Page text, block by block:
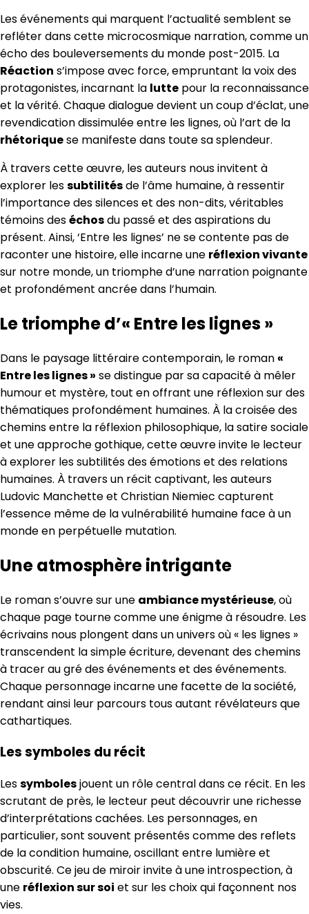
Les événements qui marquent l’actualité semblent se
refléter dans cette microcosmique narration, comme un
écho des bouleversements du monde post-2015. La
Réaction s’impose avec force, empruntant la voix des
protagonistes, incarnant la lutte pour la reconnaissance
et la vérité. Chaque dialogue devient un coup d’éclat, une
revendication dissimulée entre les lignes, où l’art de la
rhétoriquese manifeste dans toute sa splendeur.
À travers cette œuvre, les auteurs nous invitent à
explorer lessubtilitésde l’âme humaine, à ressentir
l’importance des silences et des non-dits, véritables
témoins deséchosdu passé et des aspirations du
présent. Ainsi, ‘Entre les lignes’ ne se contente pas de
raconter une histoire, elle incarne une réflexion vivante
sur notre monde, un triomphe d’une narration poignante
et profondément ancrée dans l’humain.
Le triomphe d’« Entre les lignes »
Dans le paysage littéraire contemporain, le roman «
Entre les lignes » se distingue par sa capacité à mêler
humour et mystère, tout en offrant une réflexion sur des
thématiques profondément humaines. À la croisée des
chemins entre la réflexion philosophique, la satire sociale
et une approche gothique, cette œuvre invite le lecteur
à explorer les subtilités des émotions et des relations
humaines. À travers un récit captivant, les auteurs
Ludovic Manchette et Christian Niemiec capturent
l’essence même de la vulnérabilité humaine face à un
monde en perpétuelle mutation.
Une atmosphère intrigante
Le roman s’ouvre sur une ambiance mystérieuse, où
chaque page tourne comme une énigme à résoudre. Les
écrivains nous plongent dans un univers où « les lignes »
transcendent la simple écriture, devenant des chemins
à tracer au gré des événements et des événements.
Chaque personnage incarne une facette de la société,
rendant ainsi leur parcours tous autant révélateurs que
cathartiques.
Les symboles du récit
Lessymbolesjouent un rôle central dans ce récit. En les
scrutant de près, le lecteur peut découvrir une richesse
d’interprétations cachées. Les personnages, en
particulier, sont souvent présentés comme des reflets
de la condition humaine, oscillant entre lumière et
obscurité. Ce jeu de miroir invite à une introspection, à
une réflexion sur soi et sur les choix qui façonnent nos
vies.